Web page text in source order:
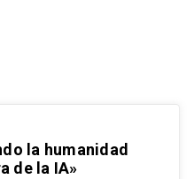
la humanidad
de la IA»